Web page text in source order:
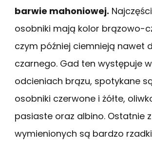
barwie mahoniowej.
osobniki mają kolor brązowo-
czym później ciemnieją nawet
czarnego. Gad ten występuje
odcieniach brązu, spotykane
osobniki czerwone i żółte,
pasiaste oraz albino. Ostatnie z
wymienionych są bardzo